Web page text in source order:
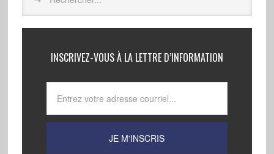
INSCRIVEZ-VOUS À LA LETTRE D’INFORMATION